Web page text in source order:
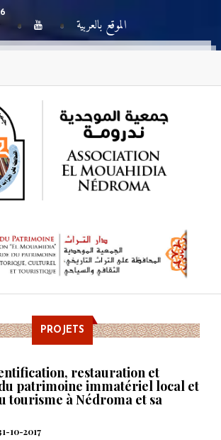
الموقع بالعربية
PROJETS
restauration et
patrimoine immatériel local et
tourisme à Nédroma et sa
10-2017